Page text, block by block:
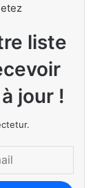
liste
jour !